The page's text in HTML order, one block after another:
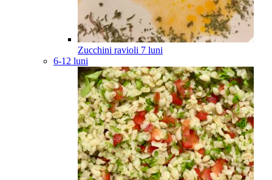
Zucchini ravioli 7 luni
6-12 luni